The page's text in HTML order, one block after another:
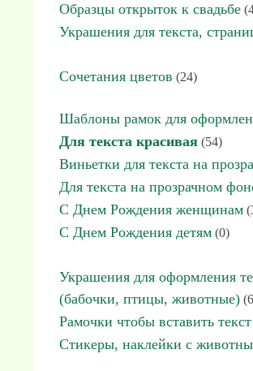
Образцы открыток к свадьбе
Украшения для текста,
Сочетания цветов (24)
Шаблоны рамок для
Для текста красивая (54)
Виньетки для текста на
Для текста на прозрачном
С Днем Рождения женщинам
С Днем Рождения детям (0)
Украшения для оформления
(бабочки, птицы, животные)
Рамочки чтобы вставить
Стикеры, наклейки с